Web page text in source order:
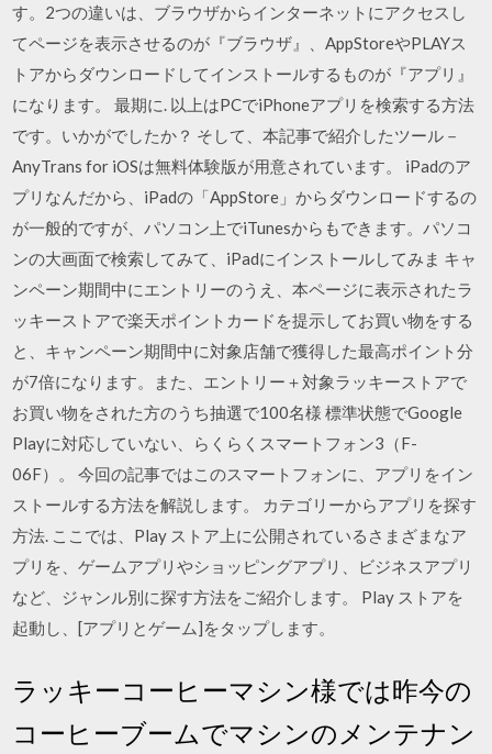
す。2つの違いは、ブラウザからインターネットにアクセスし
てページを表示させるのが『ブラウザ』、AppStoreやPLAYス
トアからダウンロードしてインストールするものが『アプリ』
になります。 最期に. 以上はPCでiPhoneアプリを検索する方法
です。いかがでしたか？ そして、本記事で紹介したツール－
AnyTrans for iOSは無料体験版が用意されています。 iPadのア
プリなんだから、iPadの「AppStore」からダウンロードするの
が一般的ですが、パソコン上でiTunesからもできます。パソコ
ンの大画面で検索してみて、iPadにインストールしてみま キャ
ンペーン期間中にエントリーのうえ、本ページに表示されたラ
ッキーストアで楽天ポイントカードを提示してお買い物をする
と、キャンペーン期間中に対象店舗で獲得した最高ポイント分
が7倍になります。また、エントリー＋対象ラッキーストアで
お買い物をされた方のうち抽選で100名様 標準状態でGoogle
Playに対応していない、らくらくスマートフォン3（F-
06F）。 今回の記事ではこのスマートフォンに、アプリをイン
ストールする方法を解説します。 カテゴリーからアプリを探す
方法. ここでは、Play ストア上に公開されているさまざまなア
プリを、ゲームアプリやショッピングアプリ、ビジネスアプリ
など、ジャンル別に探す方法をご紹介します。 Play ストアを
起動し、[アプリとゲーム]をタップします。
ラッキーコーヒーマシン様では昨今の
コーヒーブームでマシンのメンテナン